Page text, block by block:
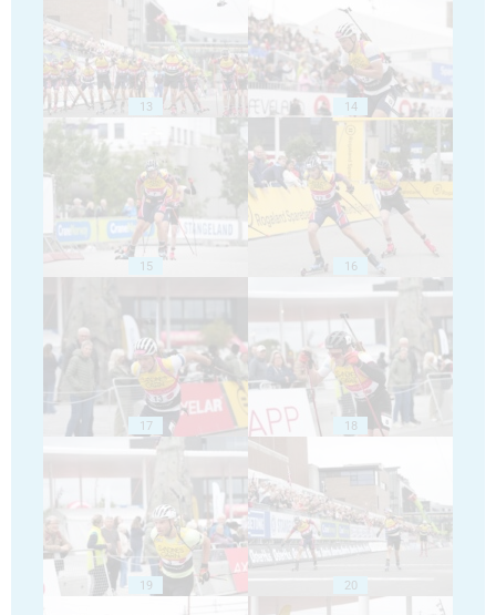
13 14
15 16
17 18
19 20